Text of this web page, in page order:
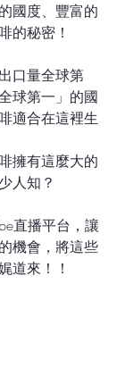
國度、豐富的
的秘密！
口量全球第
球第一」的國
適合在這裡生
擁有這麼大的
人知？
直播平台，讓
機會，將這些
道來！！